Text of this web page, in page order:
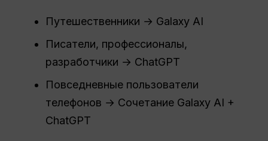
Путешественники → Galaxy AI
Писатели, профессионалы,
разработчики → ChatGPT
Повседневные пользователи
телефонов → Сочетание Galaxy AI +
ChatGPT